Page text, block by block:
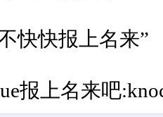
快快报上名来”
报上名来吧